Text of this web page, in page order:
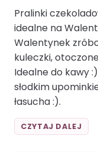
Pralinki
idealne na
Walentynek
kuleczki,
Idealne do kawy
słodkim
łasucha :).
CZYTAJ DALEJ